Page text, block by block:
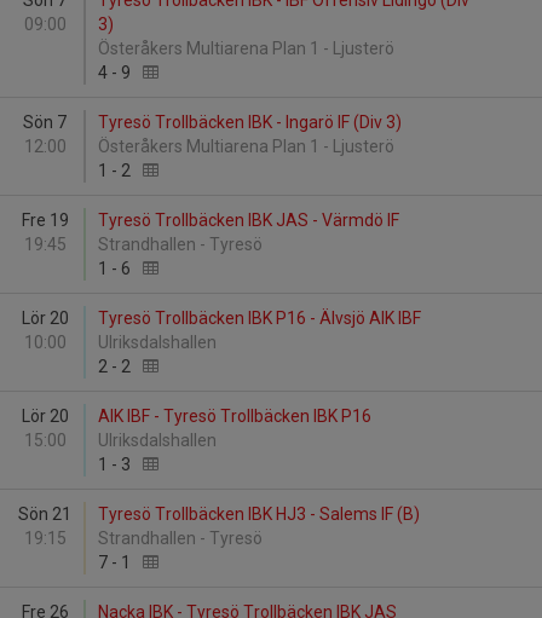
09:00
3)
Österåkers Multiarena Plan 1 - Ljusterö
4 - 9
Sön 7
12:00
Tyresö Trollbäcken IBK - Ingarö IF (Div 3)
Österåkers Multiarena Plan 1 - Ljusterö
1 - 2
Fre 19
19:45
Tyresö Trollbäcken IBK JAS - Värmdö IF
Strandhallen - Tyresö
1 - 6
Lör 20
10:00
Tyresö Trollbäcken IBK P16 - Älvsjö AIK IBF
Ulriksdalshallen
2 - 2
Lör 20
15:00
AIK IBF - Tyresö Trollbäcken IBK P16
Ulriksdalshallen
1 - 3
Sön 21
19:15
Tyresö Trollbäcken IBK HJ3 - Salems IF (B)
Strandhallen - Tyresö
7 - 1
Fre 26
Nacka IBK - Tyresö Trollbäcken IBK JAS